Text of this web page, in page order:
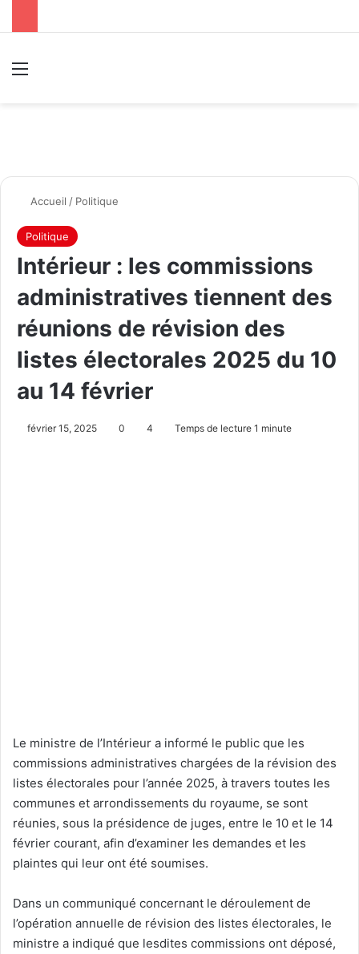
Accueil / Politique
Politique
Intérieur : les commissions
administratives tiennent des
réunions de révision des
listes électorales 2025 du 10
au 14 février
février 15, 2025 0 4 Temps de lecture 1 minute
Le ministre de l’Intérieur a informé le public que les
commissions administratives chargées de la révision des
listes électorales pour l’année 2025, à travers toutes les
communes et arrondissements du royaume, se sont
réunies, sous la présidence de juges, entre le 10 et le 14
février courant, afin d’examiner les demandes et les
plaintes qui leur ont été soumises.
Dans un communiqué concernant le déroulement de
l’opération annuelle de révision des listes électorales, le
ministre a indiqué que lesdites commissions ont déposé,